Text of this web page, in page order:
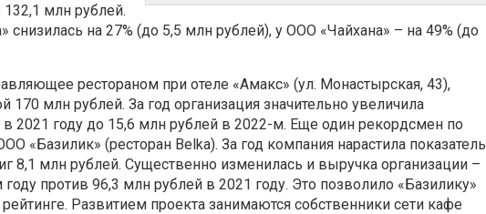
млн рублей.
на 27% (до 5,5 млн рублей), у ООО «Чайхана» – на 49% (до
рестораном при отеле «Амакс» (ул. Монастырская, 43),
170 млн рублей. За год организация значительно увеличила
2021 году до 15,6 млн рублей в 2022-м. Еще один рекордсмен по
«Базилик» (ресторан Belka). За год компания нарастила показатель
8,1 млн рублей. Существенно изменилась и выручка организации –
против 96,3 млн рублей в 2021 году. Это позволило «Базилику»
Развитием проекта занимаются собственники сети кафе